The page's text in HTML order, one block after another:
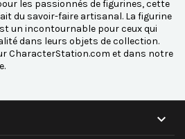
les passionnés de figurines, cette
du savoir-faire artisanal. La figurine
un incontournable pour ceux qui
dans leurs objets de collection.
CharacterStation.com et dans notre
